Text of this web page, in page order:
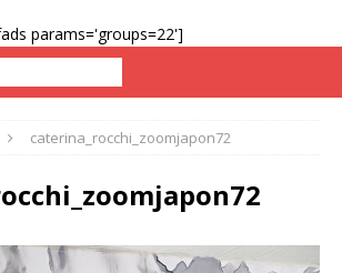
params='groups=22']
caterina_rocchi_zoomjapon72